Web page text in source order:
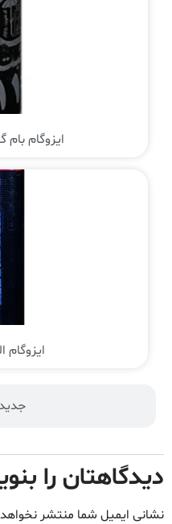
ایزوگام بام
ایزوگام
دیدگاهتان را
نشانی ایمیل شما منتشر